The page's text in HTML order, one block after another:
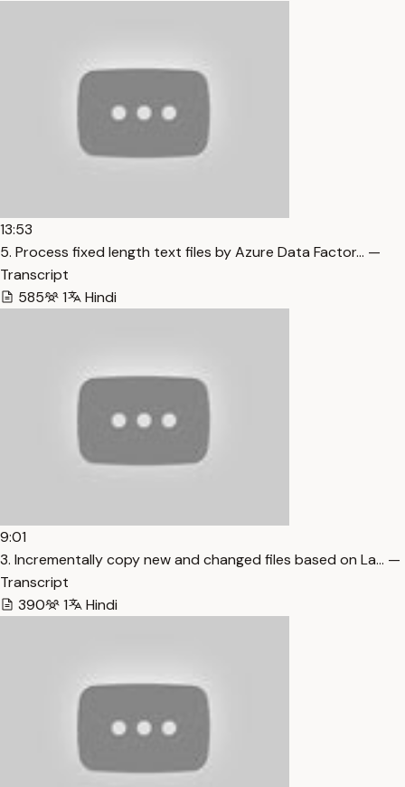
13:53
5. Process fixed length text files by Azure Data Factor… —
Transcript
585
1 Hindi
9:01
3. Incrementally copy new and changed files based on La… —
Transcript
390
1 Hindi